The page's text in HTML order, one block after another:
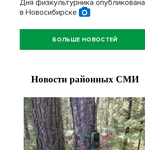
Дня физкультурника опубликована
в Новосибирске
БОЛЬШЕ НОВОСТЕЙ